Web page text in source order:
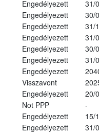
Engedélyezett
31/
Engedélyezett
30/
Engedélyezett
31/
Engedélyezett
31/
Engedélyezett
30/
Engedélyezett
31/
Engedélyezett
Visszavont
Engedélyezett
20/
Not PPP
-
Engedélyezett
15/
Engedélyezett
31/